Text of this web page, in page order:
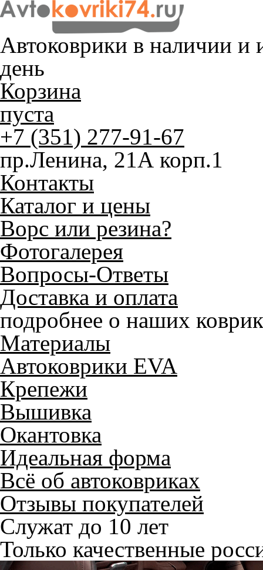
Автоковрики в наличии и
день
Корзина
пуста
+7 (351) 277-91-67
пр.Ленина, 21А корп.1
Контакты
Каталог и цены
Ворс или резина?
Фотогалерея
Вопросы-Ответы
Доставка и оплата
подробнее о наших
Материалы
Автоковрики EVA
Крепежи
Вышивка
Окантовка
Идеальная форма
Всё об автоковриках
Отзывы покупателей
Служат до 10 лет
Только качественные